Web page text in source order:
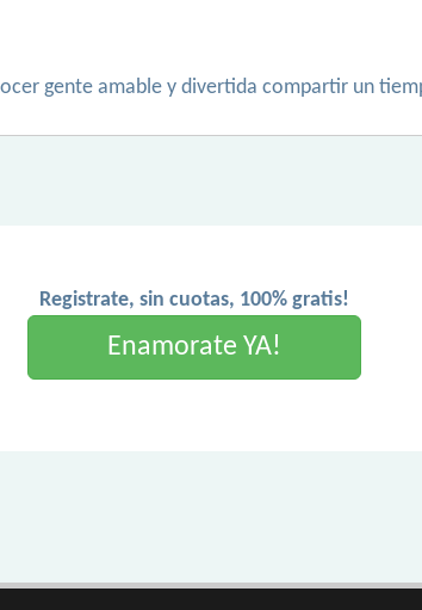
gente amable y divertida compartir un
Registrate, sin cuotas, 100% gratis!
Enamorate YA!